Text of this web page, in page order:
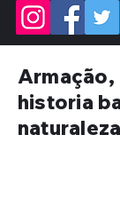
Armação,
historia